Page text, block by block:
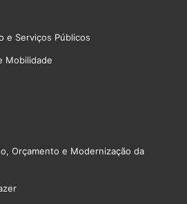
e Serviços Públicos
Mobilidade
Orçamento e Modernização da